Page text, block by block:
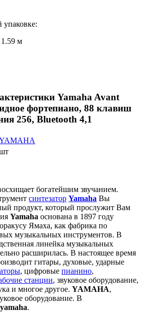
упаковке:
м
Yamaha Avant
фортепиано, 88 клавиш
256, Bluetooth 4,1
богатейшим звучанием.
синтезатор Yamaha Вы
продукт, который прослужит Вам
Yamaha основана в 1897 году
Ямаха, как фабрика по
музыкальных инструментов. В
линейка музыкальных
расширилась. В настоящее время
гитары, духовые, ударные
, цифровые пианино,
станции, звуковое оборудование,
и многое другое. YAMAHA,
оборудование. В
.